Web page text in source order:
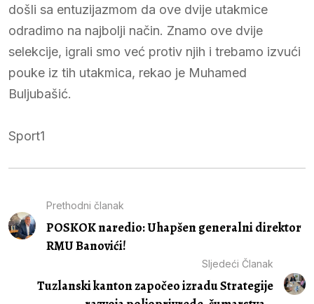
došli sa entuzijazmom da ove dvije utakmice
odradimo na najbolji način. Znamo ove dvije
selekcije, igrali smo već protiv njih i trebamo izvući
pouke iz tih utakmica, rekao je Muhamed
Buljubašić.
Sport1
Prethodni članak
POSKOK naredio: Uhapšen generalni direktor
RMU Banovići!
Sljedeći Članak
Tuzlanski kanton započeo izradu Strategije